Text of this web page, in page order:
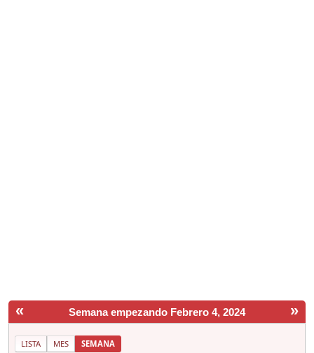
« »
Semana empezando Febrero 4, 2024
LISTA MES SEMANA